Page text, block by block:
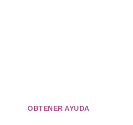
OBTENER AYUDA